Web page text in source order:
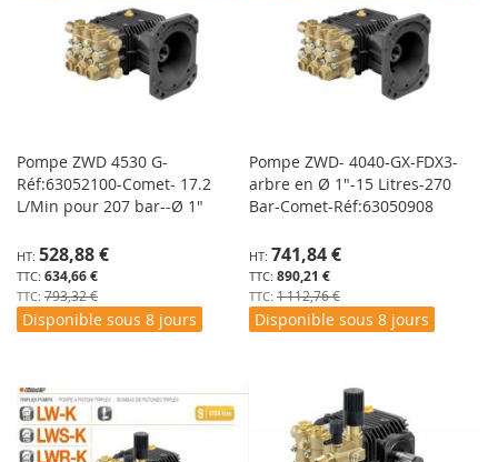
Pompe ZWD 4530 G-
Réf:63052100-Comet- 17.2
L/Min pour 207 bar--Ø 1"
Spécial634,66 €
528,88 €
793,32 €
Disponible sous 8 jours
Pompe ZWD- 4040-GX-FDX3-
arbre en Ø 1"-15 Litres-270
Bar-Comet-Réf:63050908
Spécial890,21 €
741,84 €
1 112,76 €
Disponible sous 8 jours